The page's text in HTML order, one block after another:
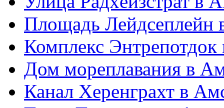
Площадь Лейдсеплейн
Комплекс
Дом мореплавания в
Канал Херенграхт в